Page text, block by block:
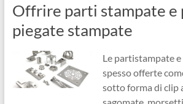
Offrire parti stampate e
piegate stampate
Le partistampate
spesso offerte
sotto forma di clip